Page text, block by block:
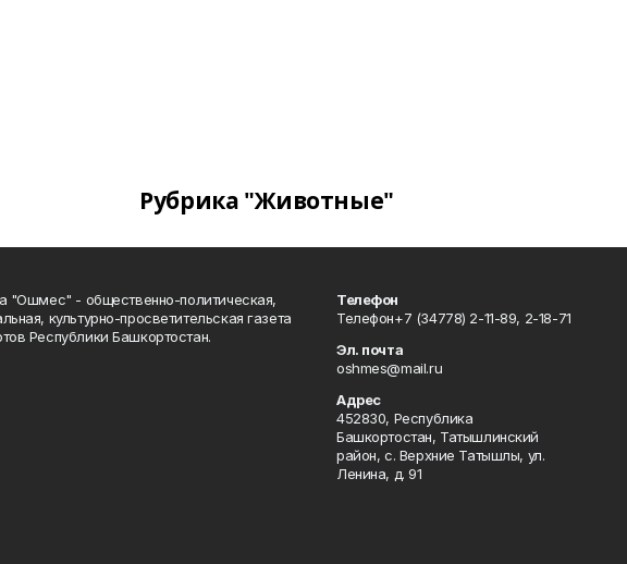
Рубрика "Животные"
"Ошмес" - общественно-политическая,
культурно-просветительская газета
Республики Башкортостан.
Телефон
Телефон+7 (34778) 2-11-89, 2-18-71
Эл. почта
oshmes@mail.ru
Адрес
452830, Республика
Башкортостан, Татышлинский
район, с. Верхние Татышлы, ул.
Ленина, д. 91